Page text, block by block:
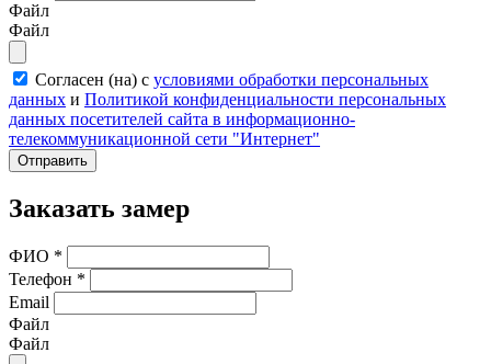
Файл
Файл
Согласен (на) с условиями обработки персональных
данных и Политикой конфиденциальности персональных
данных посетителей сайта в информационно-
телекоммуникационной сети "Интернет"
Отправить
Заказать замер
ФИО *
Телефон *
Email
Файл
Файл